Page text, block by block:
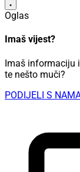
Oglas
Imaš vijest?
Imaš informaciju
te nešto muči?
PODIJELI S